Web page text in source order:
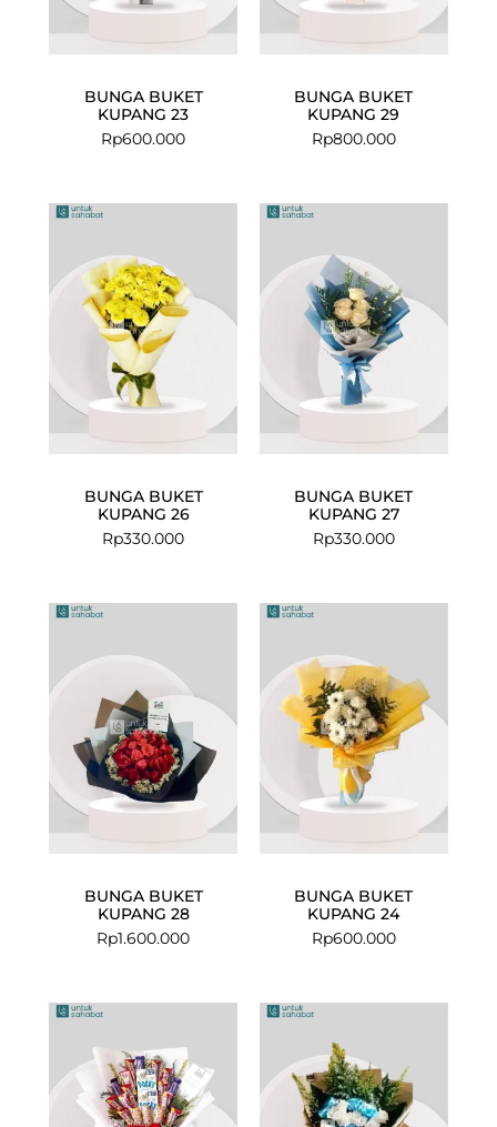
BUNGA BUKET
KUPANG 23
Rp600.000
BUNGA BUKET
KUPANG 29
Rp800.000
BUNGA BUKET
KUPANG 26
Rp330.000
BUNGA BUKET
KUPANG 27
Rp330.000
BUNGA BUKET
KUPANG 28
Rp1.600.000
BUNGA BUKET
KUPANG 24
Rp600.000